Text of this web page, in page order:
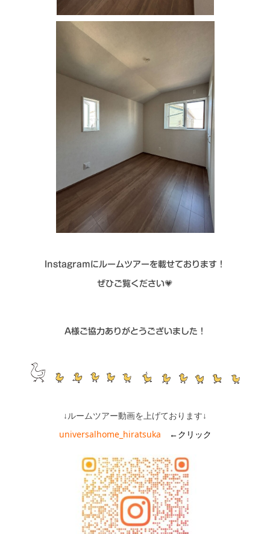
Instagramにルームツアーを載せております！
ぜひご覧ください💗
A様ご協力ありがとうございました！
↓ルームツアー動画を上げております↓
universalhome_hiratsuka ←クリック